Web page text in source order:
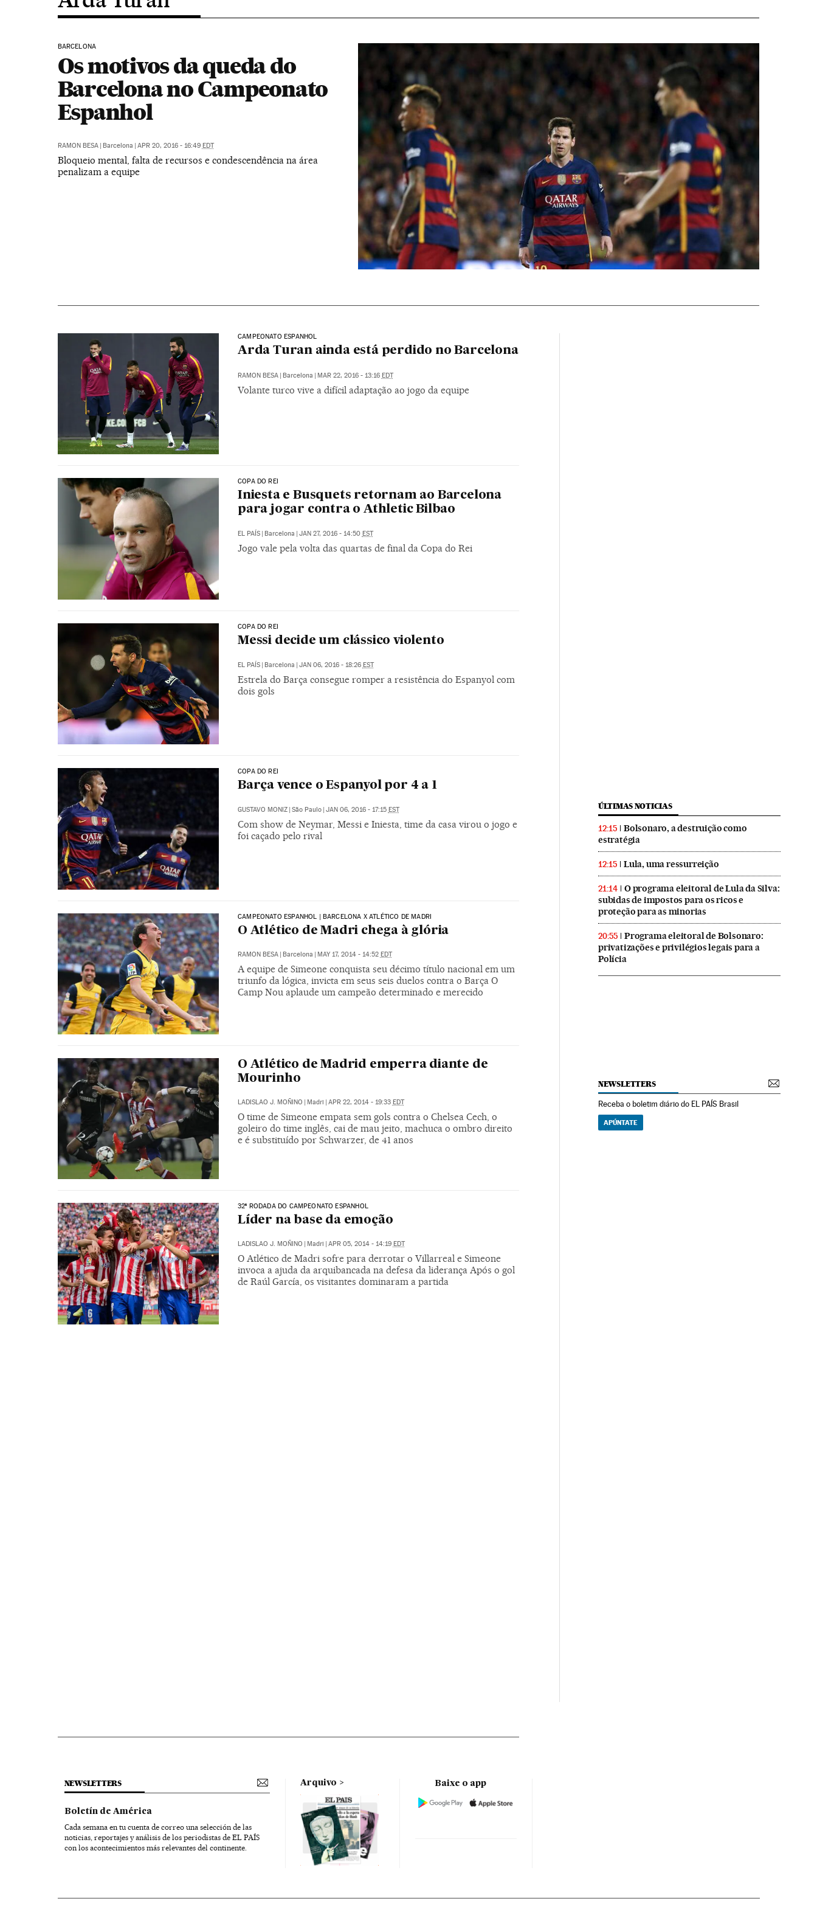
BARCELONA
Os motivos da queda do
Barcelona no Campeonato
Espanhol
RAMON BESA | Barcelona | APR 20, 2016 - 16:49 EDT
Bloqueio mental, falta de recursos e condescendência na área
penalizam a equipe
CAMPEONATO ESPANHOL
Arda Turan ainda está perdido no Barcelona
RAMON BESA | Barcelona | MAR 22, 2016 - 13:16 EDT
Volante turco vive a difícil adaptação ao jogo da equipe
COPA DO REI
Iniesta e Busquets retornam ao Barcelona
para jogar contra o Athletic Bilbao
EL PAÍS | Barcelona | JAN 27, 2016 - 14:50 EST
Jogo vale pela volta das quartas de final da Copa do Rei
COPA DO REI
Messi decide um clássico violento
EL PAÍS | Barcelona | JAN 06, 2016 - 18:26 EST
Estrela do Barça consegue romper a resistência do Espanyol com
dois gols
COPA DO REI
Barça vence o Espanyol por 4 a 1
GUSTAVO MONIZ São Paulo JAN 06, 2016 - 17:15 EST
Com show de Neymar, Messi e Iniesta, time da casa virou o jogo e
foi caçado pelo rival
CAMPEONATO ESPANHOL | BARCELONA X ATLÉTICO DE MADRI
O Atlético de Madri chega à glória
RAMON BESA | Barcelona | MAY 17, 2014 - 14:52 EDT
A equipe de Simeone conquista seu décimo título nacional em um
triunfo da lógica, invicta em seus seis duelos contra o Barça O
Camp Nou aplaude um campeão determinado e merecido
O Atlético de Madrid emperra diante de
Mourinho
LADISLAO J. MOÑINO | Madri | APR 22, 2014 - 19:33 EDT
O time de Simeone empata sem gols contra o Chelsea Cech, o
goleiro do time inglês, cai de mau jeito, machuca o ombro direito
e é substituído por Schwarzer, de 41 anos
32ª RODADA DO CAMPEONATO ESPANHOL
Líder na base da emoção
LADISLAO J. MOÑINO Madri APR 05, 2014 - 14:19 EDT
O Atlético de Madri sofre para derrotar o Villarreal e Simeone
invoca a ajuda da arquibancada na defesa da liderança Após o gol
de Raúl García, os visitantes dominaram a partida
ÚLTIMAS NOTICIAS
12:15
Bolsonaro, a destruição como
estratégia
12:15 Lula, uma ressurreição
21:14
O programa eleitoral de Lula da Silva:
subidas de impostos para os ricos e
proteção para as minorias
20:55
Programa eleitoral de Bolsonaro:
privatizações e privilégios legais para a
Polícia
NEWSLETTERS
Receba o boletim diário do EL PAÍS Brasil
APÚNTATE
NEWSLETTERS
Boletín de América
Cada semana en tu cuenta de correo una selección de las
noticias, reportajes y análisis de los periodistas de EL PAÍS
con los acontecimientos más relevantes del continente.
Arquivo Baixe o app